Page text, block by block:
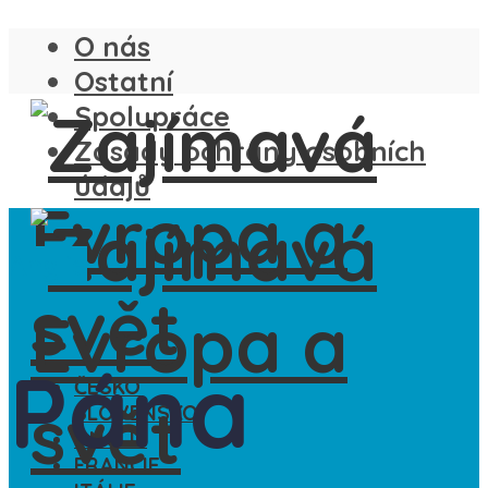
O nás
Ostatní
Spolupráce
Zásady ochrany osobních
údajů
ČESKO
SLOVENSKO
ANGLIE
FRANCIE
Pána